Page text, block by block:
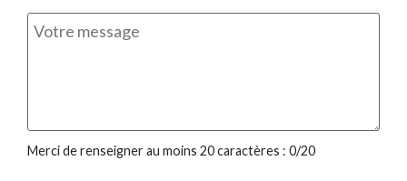
Merci de renseigner au moins 20 caractères : 0/20